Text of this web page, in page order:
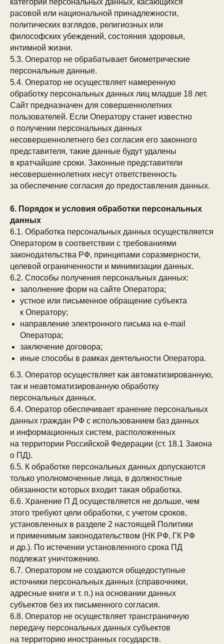
категории персональных данных, касающихся
расовой или национальной принадлежности,
политических взглядов, религиозных или
философских убеждений, состояния здоровья,
интимной жизни.
5.3. Оператор не обрабатывает биометрические
персональные данные.
5.4. Оператор не осуществляет намеренную
обработку персональных данных лиц младше 18 лет.
Сайт предназначен для совершеннолетних
пользователей. Если Оператору станет известно
о получении персональных данных
несовершеннолетнего без согласия его законного
представителя, такие данные будут удалены
в кратчайшие сроки. Законные представители
несовершеннолетних несут ответственность
за обеспечение согласия до предоставления данных.
6. Порядок и условия обработки персональных
данных
6.1. Обработка персональных данных осуществляется
Оператором в соответствии с требованиями
законодательства РФ, принципами соразмерности,
целевой ограниченности и минимизации данных.
6.2. Способы получения персональных данных:
заполнение форм на сайте Оператора;
устное или письменное обращение субъекта
к Оператору;
направление электронного письма на e-mail
Оператора;
заключение договора;
иные способы в рамках деятельности Оператора.
6.3. Оператор осуществляет как автоматизированную,
так и неавтоматизированную обработку
персональных данных.
6.4. Оператор обеспечивает хранение персональных
данных граждан РФ с использованием баз данных
и информационных систем, расположенных
на территории Российской Федерации (ст. 18.1 Закона
о ПД).
6.5. К обработке персональных данных допускаются
только уполномоченные лица, в должностные
обязанности которых входит такая обработка.
6.6. Хранение П Д осуществляется не дольше, чем
этого требуют цели обработки, с учетом сроков,
установленных в разделе 2 настоящей Политики
и применимым законодательством (НК РФ, ГК РФ
и др.). По истечении установленного срока ПД
подлежат уничтожению.
6.7. Оператором не создаются общедоступные
источники персональных данных (справочники,
адресные книги и т. п.) на основании данных
субъектов без их письменного согласия.
6.8. Оператор не осуществляет трансграничную
передачу персональных данных субъектов
на территорию иностранных государств.